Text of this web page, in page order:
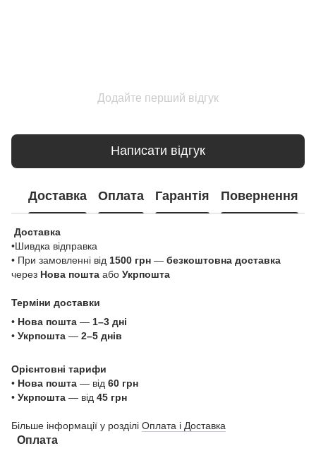
Додайте перший відгук
Написати відгук
Доставка Оплата Гарантія Повернення
Доставка
•Шивдка відправка
• При замовленні від 1500 грн — безкоштовна доставка
через Нова пошта або Укрпошта
Терміни доставки
• Нова пошта — 1–3 дні
• Укрпошта — 2–5 днів
Орієнтовні тарифи
• Нова пошта — від 60 грн
• Укрпошта — від 45 грн
Більше інформації у розділі Оплата і Доставка
Оплата